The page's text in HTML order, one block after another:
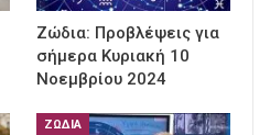
Ζώδια: Προβλέψεις για
σήμερα Κυριακή 10
Νοεμβρίου 2024
ΖΏΔΙΑ